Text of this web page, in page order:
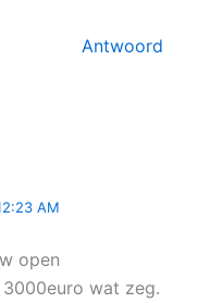
Antwoord
AM
open
wat zeg.